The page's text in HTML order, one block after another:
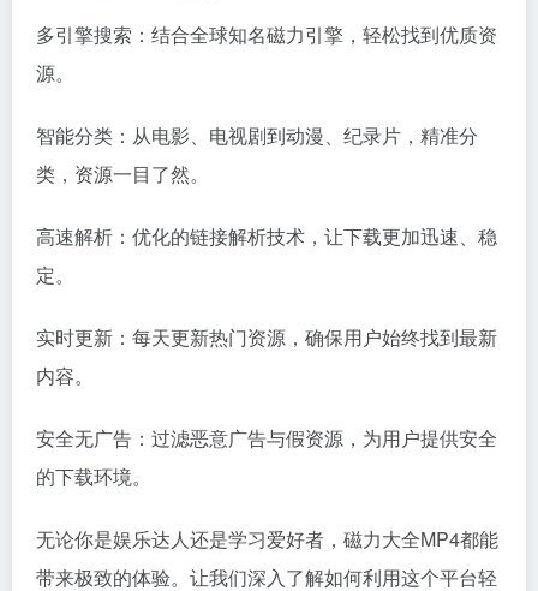
多引擎搜索：结合全球知名磁力引擎，轻松找到优质资
源。
智能分类：从电影、电视剧到动漫、纪录片，精准分
类，资源一目了然。
高速解析：优化的链接解析技术，让下载更加迅速、稳
定。
实时更新：每天更新热门资源，确保用户始终找到最新
内容。
安全无广告：过滤恶意广告与假资源，为用户提供安全
的下载环境。
无论你是娱乐达人还是学习爱好者，磁力大全MP4都能
带来极致的体验。让我们深入了解如何利用这个平台轻